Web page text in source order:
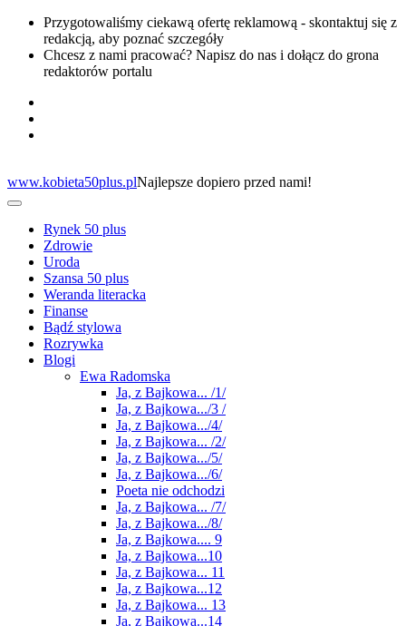
Przygotowaliśmy ciekawą ofertę reklamową - skontaktuj się z
redakcją, aby poznać szczegóły
Chcesz z nami pracować? Napisz do nas i dołącz do grona
redaktorów portalu
www.kobieta50plus.plNajlepsze dopiero przed nami!
Rynek 50 plus
Zdrowie
Uroda
Szansa 50 plus
Weranda literacka
Finanse
Bądź stylowa
Rozrywka
Blogi
Ewa Radomska
Ja, z Bajkowa... /1/
Ja, z Bajkowa.../3 /
Ja, z Bajkowa.../4/
Ja, z Bajkowa... /2/
Ja, z Bajkowa.../5/
Ja, z Bajkowa.../6/
Poeta nie odchodzi
Ja, z Bajkowa... /7/
Ja, z Bajkowa.../8/
Ja, z Bajkowa.... 9
Ja, z Bajkowa...10
Ja, z Bajkowa... 11
Ja, z Bajkowa...12
Ja, z Bajkowa... 13
Ja, z Bajkowa...14